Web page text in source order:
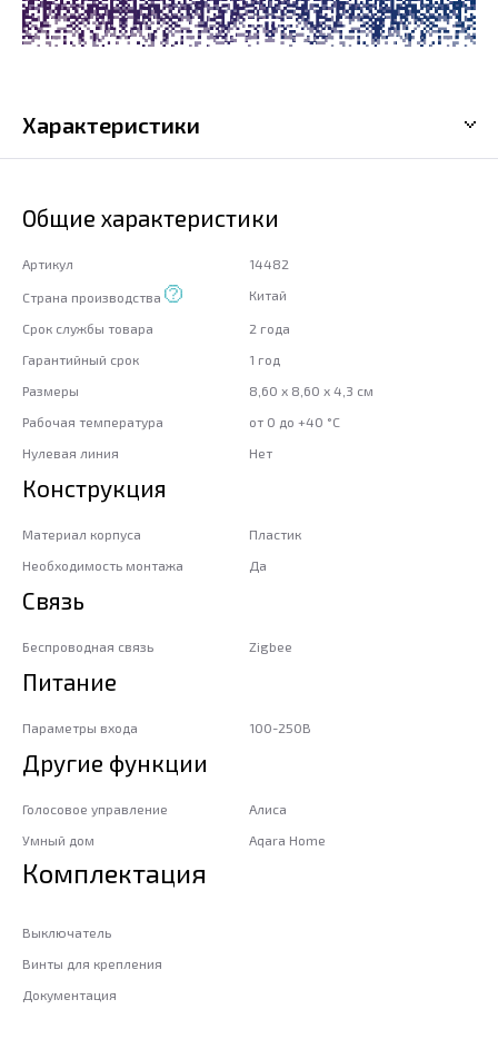
Характеристики
Общие характеристики
Артикул 14482
Страна производства Китай
Срок службы товара
2 года
Гарантийный срок
1 год
Размеры
8,60 x 8,60 x 4,3 см
Рабочая температура
от 0 до +40 °С
Нулевая линия
Нет
Конструкция
Материал корпуса
Пластик
Необходимость монтажа
Да
Связь
Беспроводная связь Zigbee
Питание
Параметры входа 100-250В
Другие функции
Голосовое управление
Алиса
Умный дом
Aqara Home
Комплектация
Выключатель
Винты для крепления
Документация